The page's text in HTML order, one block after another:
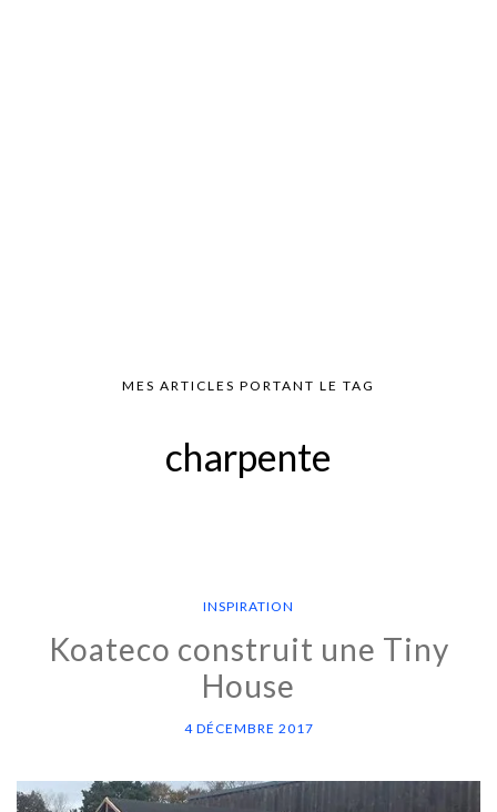
MES ARTICLES PORTANT LE TAG
charpente
INSPIRATION
Koateco construit une Tiny
House
4 DÉCEMBRE 2017